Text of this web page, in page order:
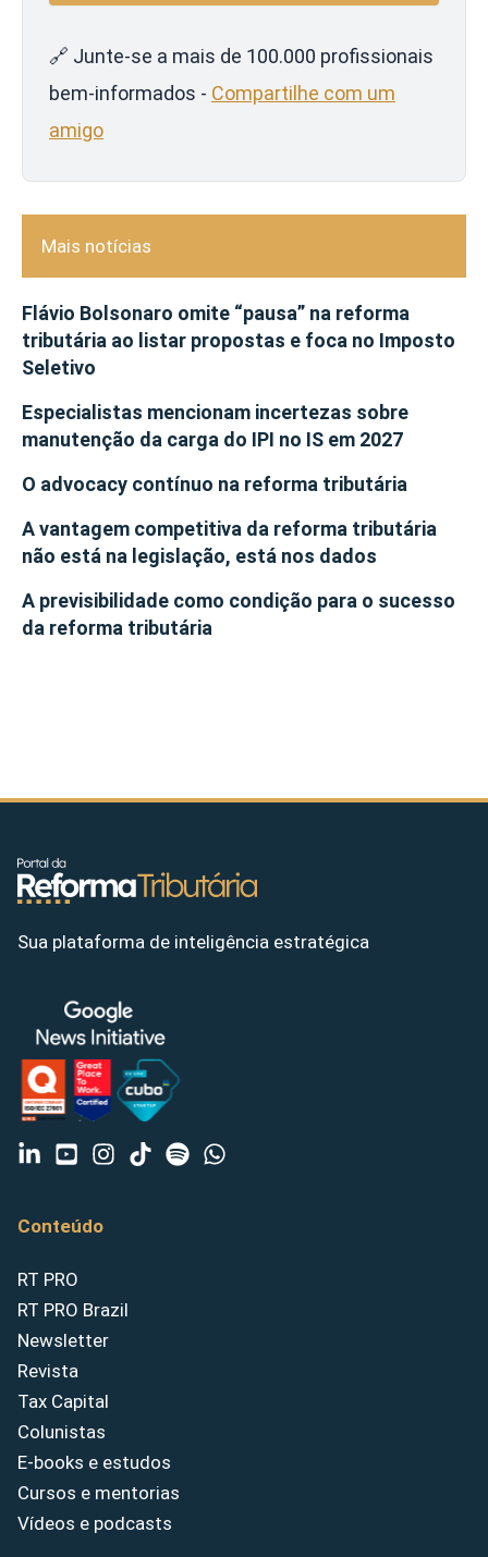
🔗 Junte-se a mais de 100.000 profissionais
bem-informados - Compartilhe com um
amigo
Mais notícias
Flávio Bolsonaro omite “pausa” na reforma
tributária ao listar propostas e foca no Imposto
Seletivo
Especialistas mencionam incertezas sobre
manutenção da carga do IPI no IS em 2027
O advocacy contínuo na reforma tributária
A vantagem competitiva da reforma tributária
não está na legislação, está nos dados
A previsibilidade como condição para o sucesso
da reforma tributária
Sua plataforma de inteligência estratégica
Conteúdo
RT PRO
RT PRO Brazil
Newsletter
Revista
Tax Capital
Colunistas
E-books e estudos
Cursos e mentorias
Vídeos e podcasts